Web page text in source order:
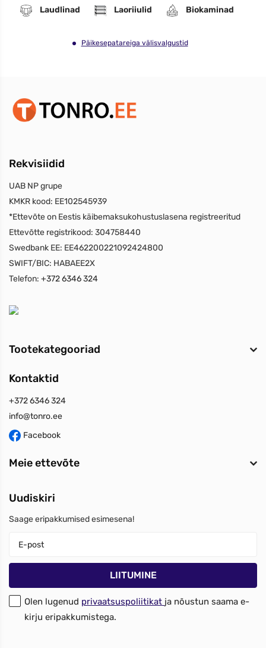
Laudlinad
Laoriiulid Biokaminad
Päikesepatareiga välisvalgustid
Rekvisiidid
UAB NP grupe
KMKR kood: EE102545939
*Ettevõte on Eestis käibemaksukohustuslasena registreeritud
Ettevõtte registrikood: 304758440
Swedbank EE: EE462200221092424800
SWIFT/BIC: HABAEE2X
Telefon: +372 6346 324
Tootekategooriad
Kontaktid
+372 6346 324
info@tonro.ee
Facebook
Meie ettevõte
Uudiskiri
Saage eripakkumised esimesena!
Olen lugenud privaatsuspoliitikat ja nõustun saama e-
kirju eripakkumistega.